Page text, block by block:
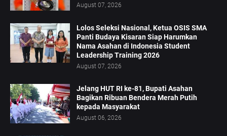
August 07, 2026
Lolos Seleksi Nasional, Ketua OSIS SMA
Panti Budaya Kisaran Siap Harumkan
Nama Asahan di Indonesia Student
Leadership Training 2026
August 07, 2026
Jelang HUT RI ke-81, Bupati Asahan
Bagikan Ribuan Bendera Merah Putih
kepada Masyarakat
August 06, 2026